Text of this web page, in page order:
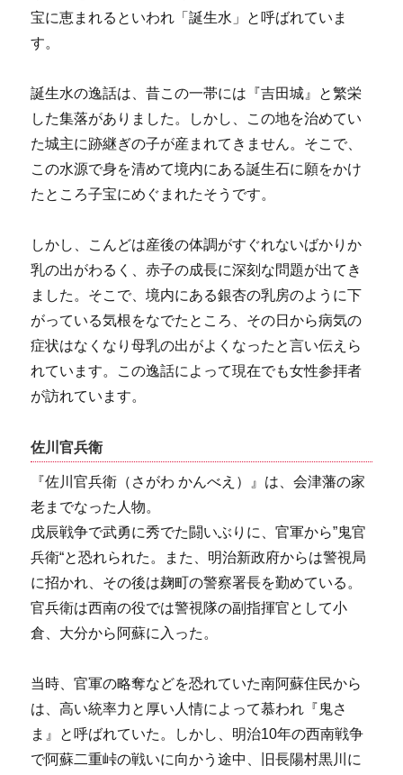
宝に恵まれるといわれ「誕生水」と呼ばれていま
す。
誕生水の逸話は、昔この一帯には『吉田城』と繁栄
した集落がありました。しかし、この地を治めてい
た城主に跡継ぎの子が産まれてきません。そこで、
この水源で身を清めて境内にある誕生石に願をかけ
たところ子宝にめぐまれたそうです。
しかし、こんどは産後の体調がすぐれないばかりか
乳の出がわるく、赤子の成長に深刻な問題が出てき
ました。そこで、境内にある銀杏の乳房のように下
がっている気根をなでたところ、その日から病気の
症状はなくなり母乳の出がよくなったと言い伝えら
れています。この逸話によって現在でも女性参拝者
が訪れています。
佐川官兵衛
『佐川官兵衛（さがわ かんべえ）』は、会津藩の家
老までなった人物。
戊辰戦争で武勇に秀でた闘いぶりに、官軍から”鬼官
兵衛“と恐れられた。また、明治新政府からは警視局
に招かれ、その後は麹町の警察署長を勤めている。
官兵衛は西南の役では警視隊の副指揮官として小
倉、大分から阿蘇に入った。
当時、官軍の略奪などを恐れていた南阿蘇住民から
は、高い統率力と厚い人情によって慕われ『鬼さ
ま』と呼ばれていた。しかし、明治10年の西南戦争
で阿蘇二重峠の戦いに向かう途中、旧長陽村黒川に